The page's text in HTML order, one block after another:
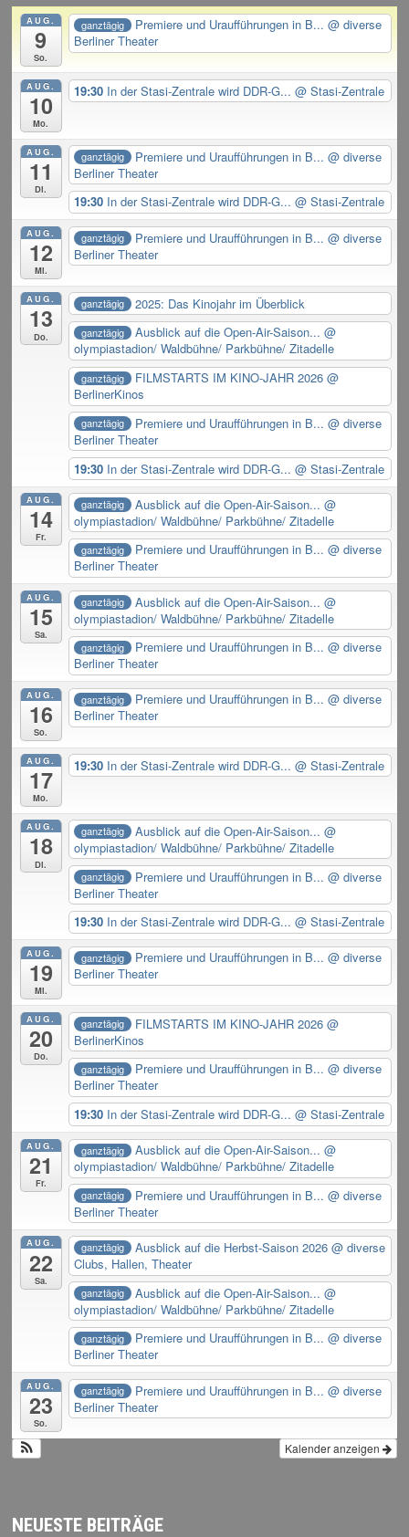
AUG.
9
So.
ganztägig Premiere und Uraufführungen in B... @ diverse
Berliner Theater
AUG.
10
Mo.
19:30 In der Stasi-Zentrale wird DDR-G...@ Stasi-Zentrale
AUG.
11
Di.
ganztägig Premiere und Uraufführungen in B... @ diverse
Berliner Theater
19:30 In der Stasi-Zentrale wird DDR-G...@ Stasi-Zentrale
AUG.
12
Mi.
ganztägig Premiere und Uraufführungen in B... @ diverse
Berliner Theater
AUG.
13
Do.
ganztägig 2025: Das Kinojahr im Überblick
ganztägig Ausblick auf die Open-Air-Saison... @
olympiastadion/ Waldbühne/ Parkbühne/ Zitadelle
ganztägig FILMSTARTS IM KINO-JAHR 2026 @
BerlinerKinos
ganztägig Premiere und Uraufführungen in B... @ diverse
Berliner Theater
19:30 In der Stasi-Zentrale wird DDR-G...@ Stasi-Zentrale
AUG.
14
Fr.
ganztägig Ausblick auf die Open-Air-Saison... @
olympiastadion/ Waldbühne/ Parkbühne/ Zitadelle
ganztägig Premiere und Uraufführungen in B... @ diverse
Berliner Theater
AUG.
15
Sa.
ganztägig Ausblick auf die Open-Air-Saison... @
olympiastadion/ Waldbühne/ Parkbühne/ Zitadelle
ganztägig Premiere und Uraufführungen in B... @ diverse
Berliner Theater
AUG.
16
So.
ganztägig Premiere und Uraufführungen in B... @ diverse
Berliner Theater
AUG.
17
Mo.
19:30 In der Stasi-Zentrale wird DDR-G...@ Stasi-Zentrale
AUG.
18
Di.
ganztägig Ausblick auf die Open-Air-Saison... @
olympiastadion/ Waldbühne/ Parkbühne/ Zitadelle
ganztägig Premiere und Uraufführungen in B... @ diverse
Berliner Theater
19:30 In der Stasi-Zentrale wird DDR-G...@ Stasi-Zentrale
AUG.
19
Mi.
ganztägig Premiere und Uraufführungen in B... @ diverse
Berliner Theater
AUG.
20
Do.
ganztägig FILMSTARTS IM KINO-JAHR 2026 @
BerlinerKinos
ganztägig Premiere und Uraufführungen in B... @ diverse
Berliner Theater
19:30 In der Stasi-Zentrale wird DDR-G...@ Stasi-Zentrale
AUG.
21
Fr.
ganztägig Ausblick auf die Open-Air-Saison... @
olympiastadion/ Waldbühne/ Parkbühne/ Zitadelle
ganztägig Premiere und Uraufführungen in B... @ diverse
Berliner Theater
AUG.
22
Sa.
ganztägig Ausblick auf die Herbst-Saison 2026 @ diverse
Clubs, Hallen, Theater
ganztägig Ausblick auf die Open-Air-Saison... @
olympiastadion/ Waldbühne/ Parkbühne/ Zitadelle
ganztägig Premiere und Uraufführungen in B... @ diverse
Berliner Theater
AUG.
23
So.
ganztägig Premiere und Uraufführungen in B... @ diverse
Berliner Theater
Kalender anzeigen
NEUESTE BEITRÄGE